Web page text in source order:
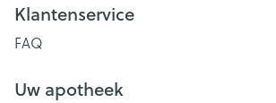
Klantenservice
FAQ
Uw apotheek